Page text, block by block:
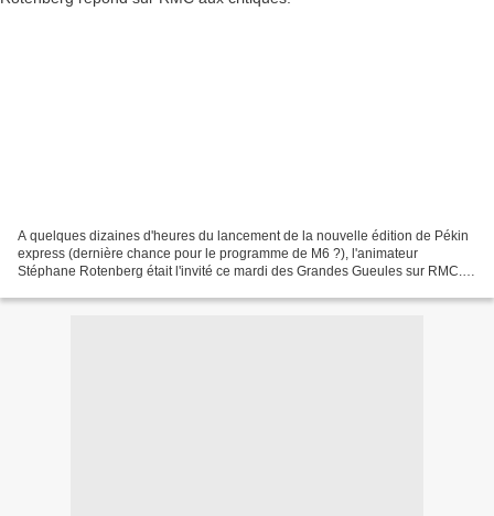
A quelques dizaines d'heures du lancement de la nouvelle édition de Pékin
express (dernière chance pour le programme de M6 ?), l'animateur
Stéphane Rotenberg était l'invité ce mardi des Grandes Gueules sur RMC.